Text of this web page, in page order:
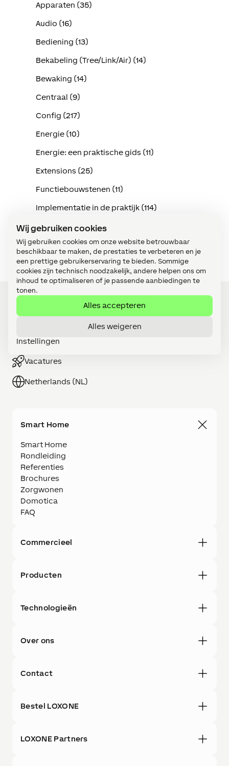
Wij gebruiken cookies
Wij gebruiken cookies om onze website betrouwbaar
beschikbaar te maken, de prestaties te verbeteren en je
een prettige gebruikerservaring te bieden. Sommige
cookies zijn technisch noodzakelijk, andere helpen ons om
inhoud te optimaliseren of je passende aanbiedingen te
tonen.
Alles accepteren
Alles weigeren
Instellingen
Apparaten (35)
Audio (16)
Bediening (13)
Bekabeling (Tree/Link/Air) (14)
Bewaking (14)
Centraal (9)
Config (217)
Energie (10)
Energie: een praktische gids (11)
Extensions (25)
Functiebouwstenen (11)
Implementatie in de praktijk (114)
Intercom (3)
Klimaat (15)
Webshop
Vacatures
Netherlands (NL)
Smart Home
Smart Home
Rondleiding
Referenties
Brochures
Zorgwonen
Domotica
FAQ
Commercieel
Producten
Technologieën
Over ons
Contact
Bestel LOXONE
LOXONE Partners